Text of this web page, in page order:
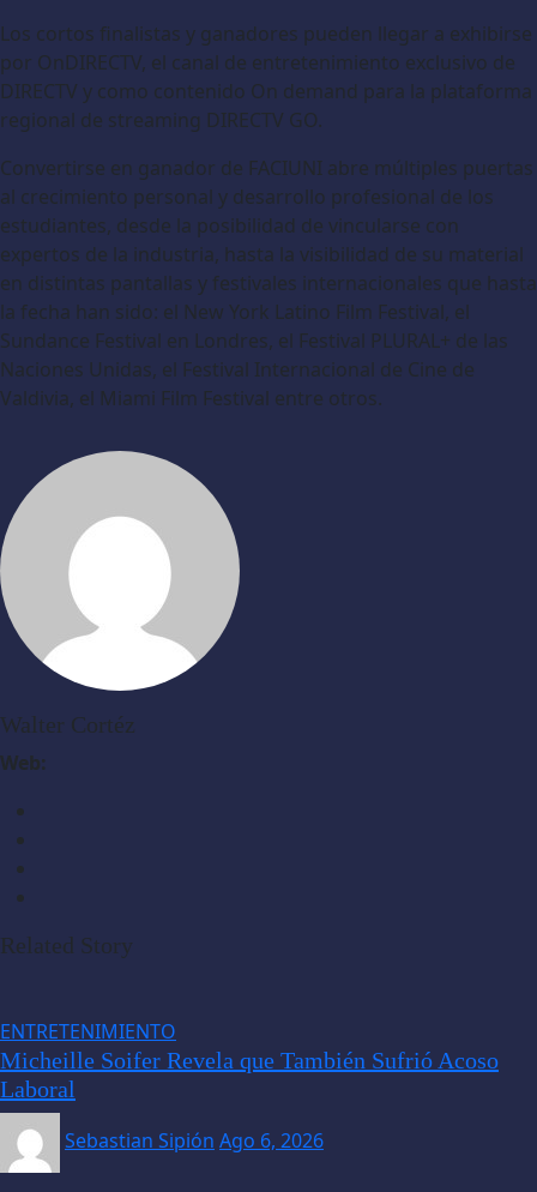
Los cortos finalistas y ganadores pueden llegar a exhibirse
por OnDIRECTV, el canal de entretenimiento exclusivo de
DIRECTV y como contenido On demand para la plataforma
regional de streaming DIRECTV GO.
Convertirse en ganador de FACIUNI abre múltiples puertas
al crecimiento personal y desarrollo profesional de los
estudiantes, desde la posibilidad de vincularse con
expertos de la industria, hasta la visibilidad de su material
en distintas pantallas y festivales internacionales que hasta
la fecha han sido: el New York Latino Film Festival, el
Sundance Festival en Londres, el Festival PLURAL+ de las
Naciones Unidas, el Festival Internacional de Cine de
Valdivia, el Miami Film Festival entre otros.
Walter Cortéz
Web:
Related Story
ENTRETENIMIENTO
Micheille Soifer Revela que También Sufrió Acoso
Laboral
Sebastian Sipión Ago 6, 2026